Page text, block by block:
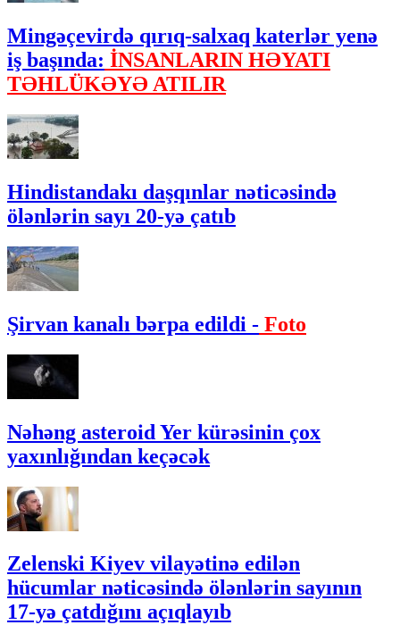
Mingəçevirdə qırıq-salxaq katerlər yenə
iş başında: İNSANLARIN HƏYATI
TƏHLÜKƏYƏ ATILIR
Hindistandakı daşqınlar nəticəsində
ölənlərin sayı 20-yə çatıb
Şirvan kanalı bərpa edildi - Foto
Nəhəng asteroid Yer kürəsinin çox
yaxınlığından keçəcək
Zelenski Kiyev vilayətinə edilən
hücumlar nəticəsində ölənlərin sayının
17-yə çatdığını açıqlayıb